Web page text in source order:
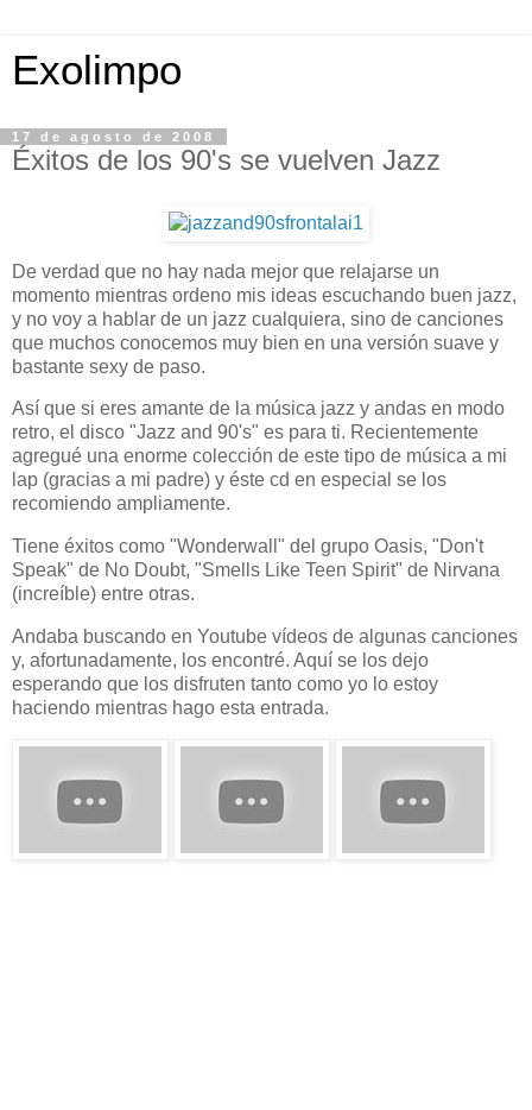
Exolimpo
17 de agosto de 2008
Éxitos de los 90's se vuelven Jazz
De verdad que no hay nada mejor que relajarse un
momento mientras ordeno mis ideas escuchando buen jazz,
y no voy a hablar de un jazz cualquiera, sino de canciones
que muchos conocemos muy bien en una versión suave y
bastante sexy de paso.
Así que si eres amante de la música jazz y andas en modo
retro, el disco "Jazz and 90's" es para ti. Recientemente
agregué una enorme colección de este tipo de música a mi
lap (gracias a mi padre) y éste cd en especial se los
recomiendo ampliamente.
Tiene éxitos como "Wonderwall" del grupo Oasis, "Don't
Speak" de No Doubt, "Smells Like Teen Spirit" de Nirvana
(increíble) entre otras.
Andaba buscando en Youtube vídeos de algunas canciones
y, afortunadamente, los encontré. Aquí se los dejo
esperando que los disfruten tanto como yo lo estoy
haciendo mientras hago esta entrada.